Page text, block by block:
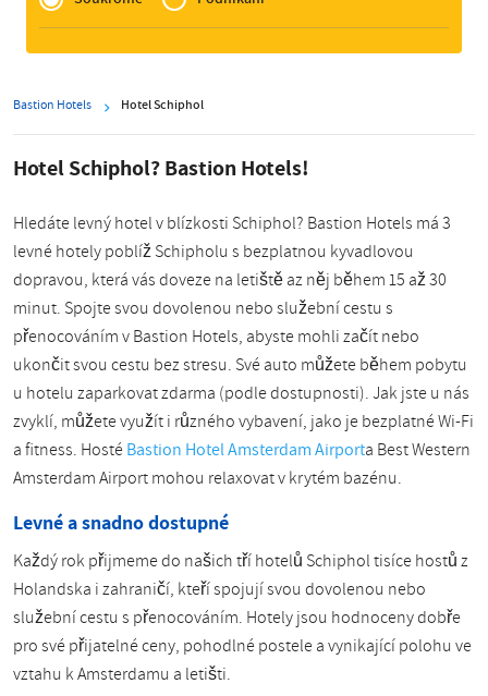
Zakelijk
Bastion Hotels Hotel Schiphol
Hotel Schiphol? Bastion Hotels!
Hledáte levný hotel v blízkosti Schiphol? Bastion Hotels má 3
levné hotely poblíž Schipholu s bezplatnou kyvadlovou
dopravou, která vás doveze na letiště az něj během 15 až 30
minut. Spojte svou dovolenou nebo služební cestu s
přenocováním v Bastion Hotels, abyste mohli začít nebo
ukončit svou cestu bez stresu. Své auto můžete během pobytu
u hotelu zaparkovat zdarma (podle dostupnosti). Jak jste u nás
zvyklí, můžete využít i různého vybavení, jako je bezplatné Wi-Fi
a fitness. HostéBastion Hotel Amsterdam Airporta Best Western
Amsterdam Airport mohou relaxovat v krytém bazénu.
Levné a snadno dostupné
Každý rok přijmeme do našich tří hotelů Schiphol tisíce hostů z
Holandska i zahraničí, kteří spojují svou dovolenou nebo
služební cestu s přenocováním. Hotely jsou hodnoceny dobře
pro své přijatelné ceny, pohodlné postele a vynikající polohu ve
vztahu k Amsterdamu a letišti.